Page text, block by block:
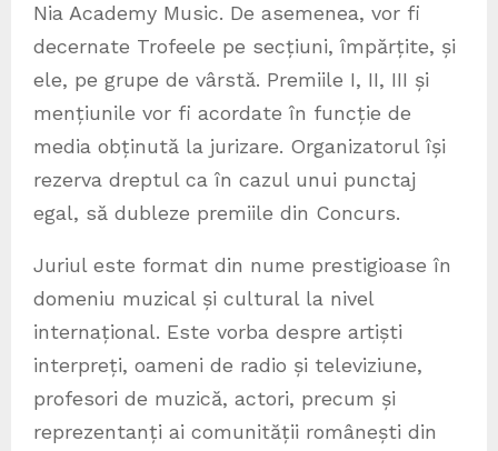
Nia Academy Music. De asemenea, vor fi
decernate Trofeele pe secțiuni, împărțite, și
ele, pe grupe de vârstă. Premiile I, II, III și
mențiunile vor fi acordate în funcție de
media obținută la jurizare. Organizatorul își
rezerva dreptul ca în cazul unui punctaj
egal, să dubleze premiile din Concurs.
Juriul este format din nume prestigioase în
domeniu muzical și cultural la nivel
internațional. Este vorba despre artiști
interpreți, oameni de radio și televiziune,
profesori de muzică, actori, precum și
reprezentanți ai comunității românești din